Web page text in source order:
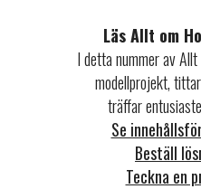
Läs Allt om
I detta nummer av
modellprojekt,
träffar
Se
Beställ
Teckna en